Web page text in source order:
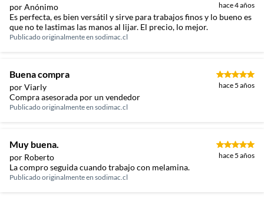
por Anónimo hace 4 años
Es perfecta, es bien versátil y sirve para trabajos finos y lo bueno es
que no te lastimas las manos al lijar. El precio, lo mejor.
Publicado originalmente en sodimac.cl
Buena compra
por Viarly hace 5 años
Compra asesorada por un vendedor
Publicado originalmente en sodimac.cl
Muy buena.
por Roberto hace 5 años
La compro seguida cuando trabajo con melamina.
Publicado originalmente en sodimac.cl